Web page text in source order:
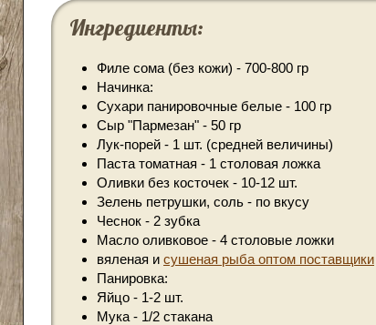
Ингредиенты:
Филе сома (без кожи) - 700-800 гр
Начинка:
Сухари панировочные белые - 100 гр
Сыр "Пармезан" - 50 гр
Лук-порей - 1 шт. (средней величины)
Паста томатная - 1 столовая ложка
Оливки без косточек - 10-12 шт.
Зелень петрушки, соль - по вкусу
Чеснок - 2 зубка
Масло оливковое - 4 столовые ложки
вяленая и сушеная рыба оптом поставщики
Панировка:
Яйцо - 1-2 шт.
Мука - 1/2 стакана